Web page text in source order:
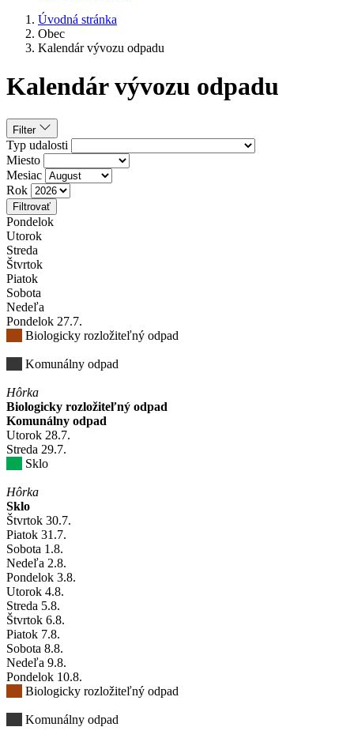
Úvodná stránka
Obec
Kalendár vývozu odpadu
Kalendár vývozu odpadu
Filter
Typ udalosti
Miesto
Mesiac
Rok
Filtrovať
Pondelok
Utorok
Streda
Štvrtok
Piatok
Sobota
Nedeľa
Pondelok 27.7.
Biologicky rozložiteľný odpad
Komunálny odpad
Hôrka
Biologicky rozložiteľný odpad
Komunálny odpad
Utorok 28.7.
Streda 29.7.
Sklo
Hôrka
Sklo
Štvrtok 30.7.
Piatok 31 .7.
Sobota 1 .8.
Nedeľa 2.8.
Pondelok 3.8.
Utorok 4.8.
Streda 5.8.
Štvrtok 6.8.
Piatok 7.8.
Sobota 8.8.
Nedeľa 9.8.
Pondelok 10.8.
Biologicky rozložiteľný odpad
Komunálny odpad